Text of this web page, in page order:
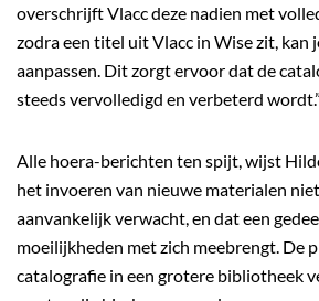
overschrijft Vlacc deze nadien met
zodra een titel uit Vlacc in Wise zit, kan
aanpassen. Dit zorgt ervoor dat de
steeds vervolledigd en verbeterd wordt.”
Alle hoera-berichten ten spijt, wijst
het invoeren van nieuwe materialen
aanvankelijk verwacht, en dat een
moeilijkheden met zich meebrengt. De
catalografie in een grotere bibliotheek